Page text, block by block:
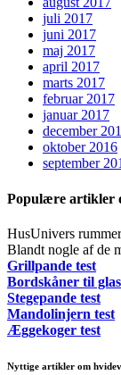
juli 2017
juni 2017
maj 2017
april 2017
marts 2017
februar 2017
januar 2017
december
oktober 2016
september
Populære artikler
HusUnivers
Blandt nogle af de
Grillpande test
Bordskåner til glas
Stegepande test
Mandolinjern test
Æggekoger test
Nyttige artikler om